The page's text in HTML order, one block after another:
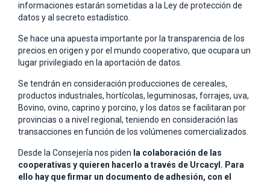
informaciones estarán sometidas a la Ley de protección de
datos y al secreto estadístico.
Se hace una apuesta importante por la transparencia de los
precios en origen y por el mundo cooperativo, que ocupara un
lugar privilegiado en la aportación de datos.
Se tendrán en consideración producciones de cereales,
productos industriales, hortícolas, leguminosas, forrajes, uva,
Bovino, ovino, caprino y porcino, y los datos se facilitaran por
provincias o a nivel regional, teniendo en consideración las
transacciones en función de los volúmenes comercializados.
Desde la Consejería nos piden la colaboración de las
cooperativas y quieren hacerlo a través de Urcacyl. Para
ello hay que firmar un documento de adhesión, con el